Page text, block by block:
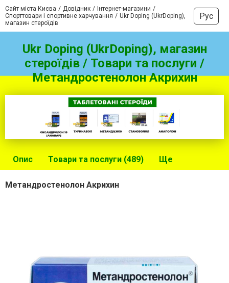
Сайт міста Києва Довідник
Інтернет-магазини
Спорттовари і спортивне харчування
Ukr Doping (UkrDoping),
магазин стероїдів
Рус
Ukr Doping (UkrDoping), магазин
стероїдів / Товари та послуги /
Метандростенолон Акрихин
Опис Товари та послуги (489) Ще
Метандростенолон Акрихин